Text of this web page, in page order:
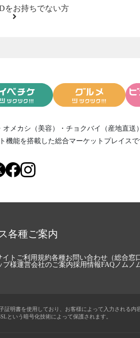
をお持ちでない方
オメカシ（美容） ・ チョクバイ（産地直送）
機能を搭載した総合マーケットプレイスで
各種ご案内
イトご利用規約各種お問い合わせ（総合窓口
プ様運営会社のご案内採用情報FAQノムノ
証明書を使用しており、お客様によって入力される内
という暗号化技術によって保護されます。